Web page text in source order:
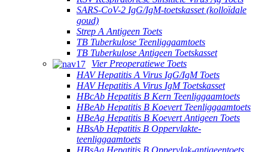
SARS-CoV-2 IgG/IgM-toetskasset (kolloïdale
goud)
Strep A Antigeen Toets
TB Tuberkulose Teenliggaamtoets
TB Tuberkulose Antigeen Toetskasset
Vier Preoperatiewe Toets
HAV Hepatitis A Virus IgG/IgM Toets
HAV Hepatitis A Virus IgM Toetskasset
HBcAb Hepatitis B Kern Teenliggaamtoets
HBeAb Hepatitis B Koevert Teenliggaamtoets
HBeAg Hepatitis B Koevert Antigeen Toets
HBsAb Hepatitis B Oppervlakte-
teenliggaamtoets
HBsAg Hepatitis B Oppervlak-antigeentoets